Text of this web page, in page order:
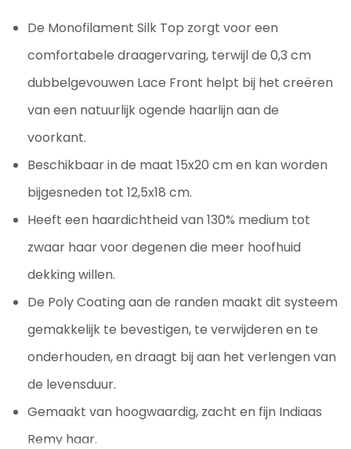
De Monofilament Silk Top zorgt voor een
comfortabele draagervaring, terwijl de 0,3 cm
dubbelgevouwen Lace Front helpt bij het creëren
van een natuurlijk ogende haarlijn aan de
voorkant.
Beschikbaar in de maat 15x20 cm en kan worden
bijgesneden tot 12,5x18 cm.
Heeft een haardichtheid van 130% medium tot
zwaar haar voor degenen die meer hoofhuid
dekking willen.
De Poly Coating aan de randen maakt dit systeem
gemakkelijk te bevestigen, te verwijderen en te
onderhouden, en draagt bij aan het verlengen van
de levensduur.
Gemaakt van hoogwaardig, zacht en fijn Indiaas
Remy haar.